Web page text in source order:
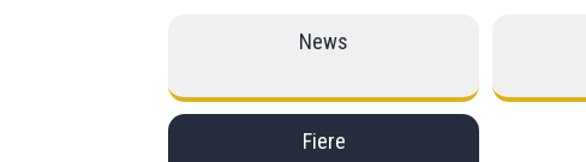
News
Fiere